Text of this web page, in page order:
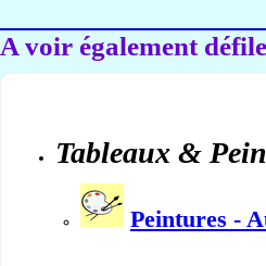
A voir également
Tableaux &
Peintures -